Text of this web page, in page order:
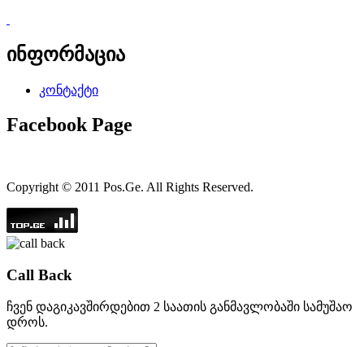
ინფორმაცია
კონტაქტი
Facebook Page
Copyright © 2011 Pos.Ge. All Rights Reserved.
Call Back
ჩვენ დაგიკავშირდებით 2 საათის განმავლობაში სამუშაო
დროს.